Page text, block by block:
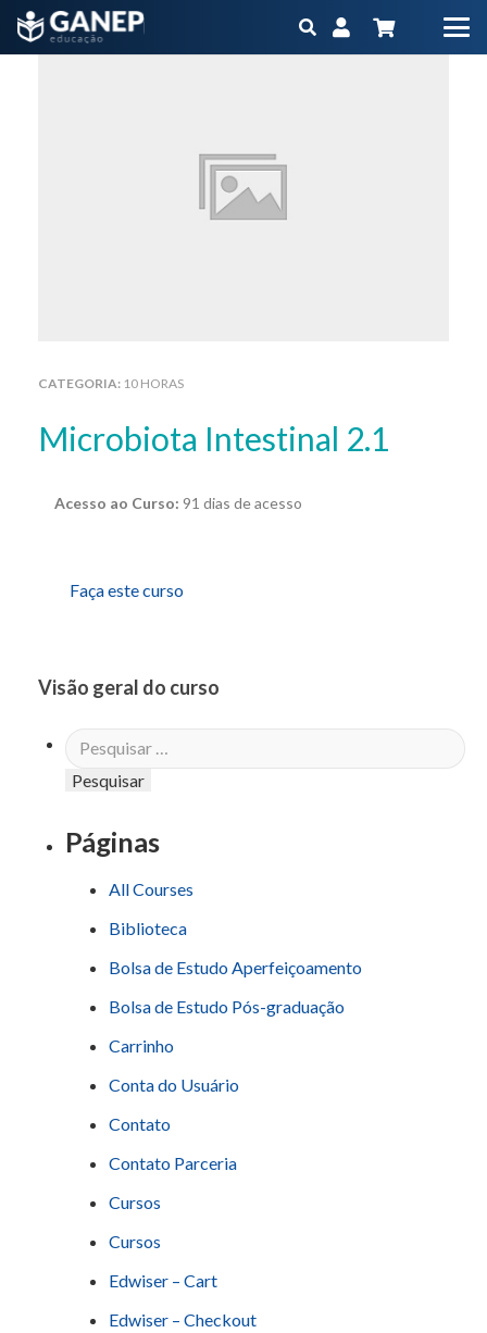
CATEGORIA: 10 HORAS
Microbiota Intestinal 2.1
Acesso ao Curso: 91 dias de acesso
Faça este curso
Visão geral do curso
Pesquisar
por:
Páginas
All Courses
Biblioteca
Bolsa de Estudo Aperfeiçoamento
Bolsa de Estudo Pós-graduação
Carrinho
Conta do Usuário
Contato
Contato Parceria
Cursos
Cursos
Edwiser – Cart
Edwiser – Checkout